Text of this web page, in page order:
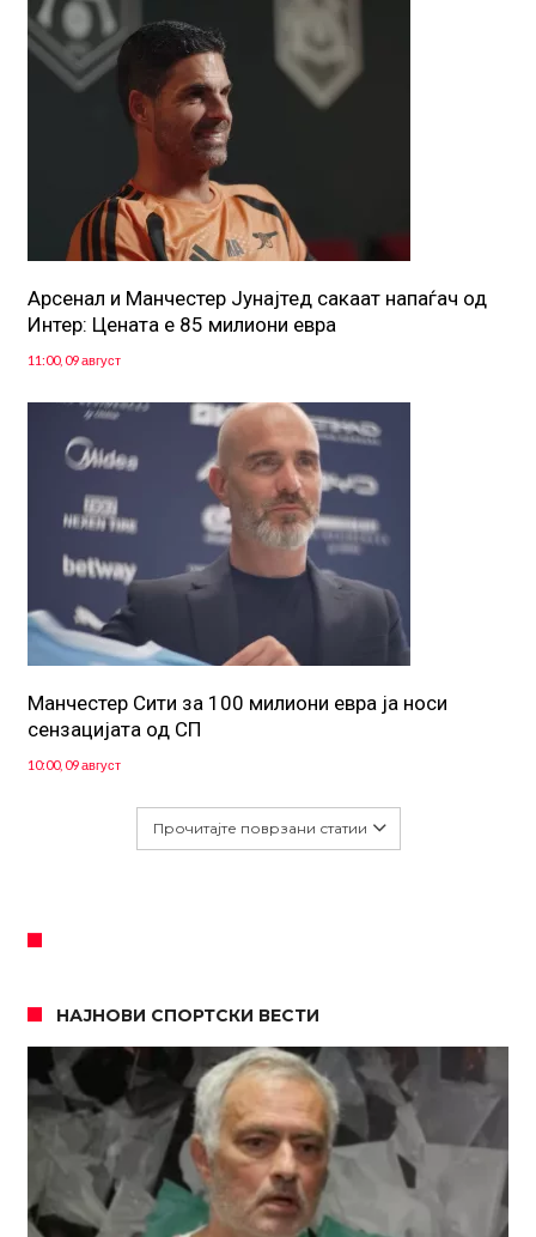
Арсенал и Манчестер Јунајтед сакаат напаѓач од
Интер: Цената е 85 милиони евра
11:00, 09 август
Манчестер Сити за 100 милиони евра ја носи
сензацијата од СП
10:00, 09 август
Прочитајте поврзани статии
НАЈНОВИ СПОРТСКИ ВЕСТИ